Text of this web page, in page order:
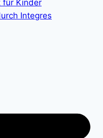
für Kinder
Integres